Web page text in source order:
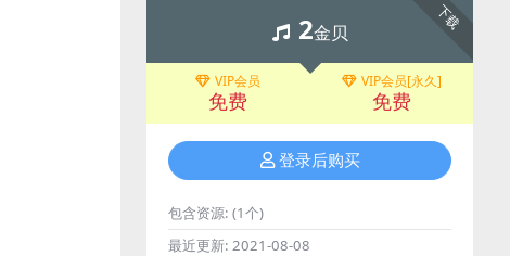
下载
2金贝
VIP会员
免费
VIP会员[永久]
免费
登录后购买
包含资源: (1个)
最近更新: 2021-08-08